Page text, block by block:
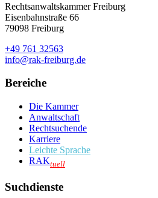
Rechtsanwaltskammer Freiburg
Eisenbahnstraße 66
79098 Freiburg
+49 761 32563
info@rak-freiburg.de
Bereiche
Die Kammer
Anwaltschaft
Rechtsuchende
Karriere
Leichte Sprache
RAKtuell
Suchdienste